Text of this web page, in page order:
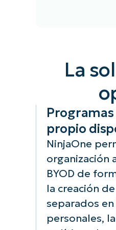
NinjaOne
ofrecen
panel
para la
de
móviles,
enfoque
unificado
La
Programas
propio
NinjaOne
organización
BYOD de
la creación
separados
personales,